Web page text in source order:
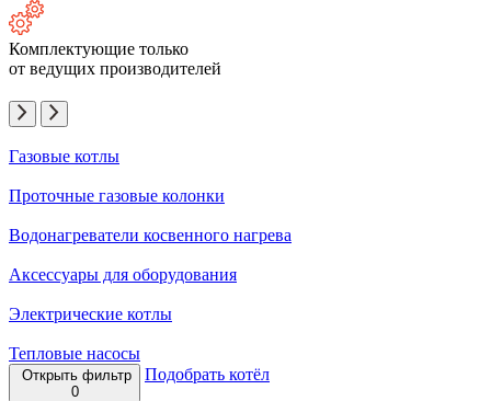
Комплектующие только
от ведущих производителей
Газовые котлы
Проточные газовые колонки
Водонагреватели косвенного нагрева
Аксессуары для оборудования
Электрические котлы
Тепловые насосы
Открыть фильтр
0
Подобрать котёл